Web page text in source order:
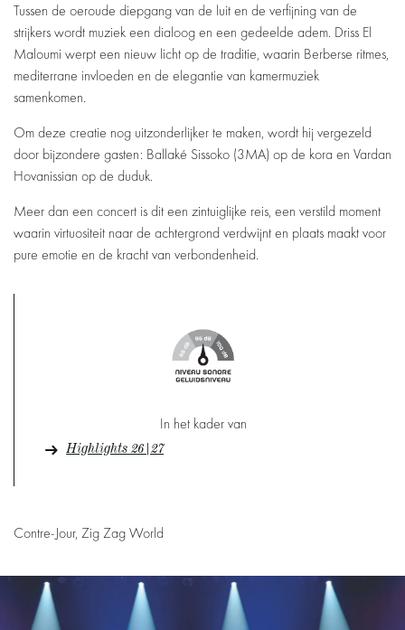
Tussen de oeroude diepgang van de luit en de verfijning van de
strijkers wordt muziek een dialoog en een gedeelde adem. Driss El
Maloumi werpt een nieuw licht op de traditie, waarin Berberse ritmes,
mediterrane invloeden en de elegantie van kamermuziek
samenkomen.
Om deze creatie nog uitzonderlijker te maken, wordt hij vergezeld
door bijzondere gasten: Ballaké Sissoko (3MA) op de kora en Vardan
Hovanissian op de duduk.
Meer dan een concert is dit een zintuiglijke reis, een verstild moment
waarin virtuositeit naar de achtergrond verdwijnt en plaats maakt voor
pure emotie en de kracht van verbondenheid.
In het kader van
Highlights 26|27
Contre-Jour, Zig Zag World
Overslaan